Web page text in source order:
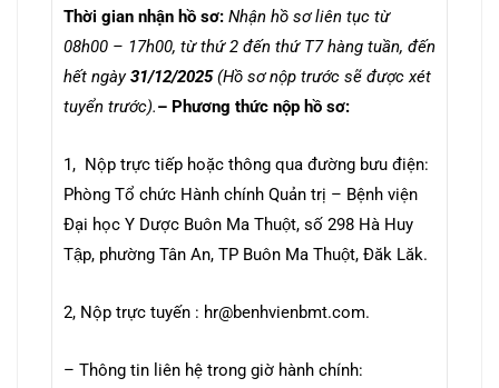
Thời gian nhận hồ sơ: Nhận hồ sơ liên tục từ
08h00 – 17h00, từ thứ 2 đến thứ T7 hàng tuần, đến
hết ngày31/12/2025(Hồ sơ nộp trước sẽ được xét
tuyển trước).– Phương thức nộp hồ sơ:
1, Nộp trực tiếp hoặc thông qua đường bưu điện:
Phòng Tổ chức Hành chính Quản trị – Bệnh viện
Đại học Y Dược Buôn Ma Thuột, số 298 Hà Huy
Tập, phường Tân An, TP Buôn Ma Thuột, Đăk Lăk.
2, Nộp trực tuyến : hr@benhvienbmt.com.
– Thông tin liên hệ trong giờ hành chính: